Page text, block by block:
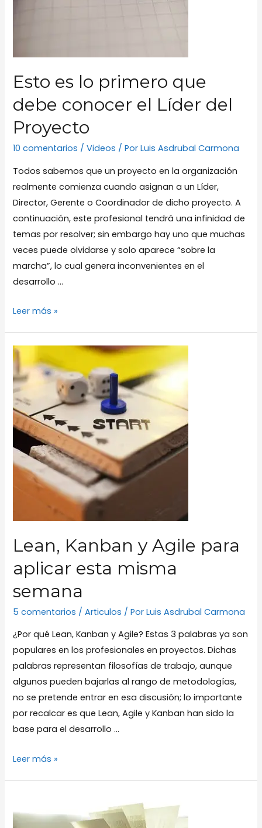
Esto es lo primero que
debe conocer el Líder del
Proyecto
10 comentarios /Videos / PorLuis Asdrubal Carmona
Todos sabemos que un proyecto en la organización
realmente comienza cuando asignan a un Líder,
Director, Gerente o Coordinador de dicho proyecto. A
continuación, este profesional tendrá una infinidad de
temas por resolver; sin embargo hay uno que muchas
veces puede olvidarse y solo aparece “sobre la
marcha”, lo cual genera inconvenientes en el
desarrollo …
Esto
primero
que
debe
conocer
el
Líder
del
Proyecto
Leer más »
Lean, Kanban y Agile para
aplicar esta misma
semana
5 comentarios /Articulos / PorLuis Asdrubal Carmona
¿Por qué Lean, Kanban y Agile? Estas 3 palabras ya son
populares en los profesionales en proyectos. Dichas
palabras representan filosofías de trabajo, aunque
algunos pueden bajarlas al rango de metodologías,
no se pretende entrar en esa discusión; lo importante
por recalcar es que Lean, Agile y Kanban han sido la
base para el desarrollo …
Lean,
para
Leer más »